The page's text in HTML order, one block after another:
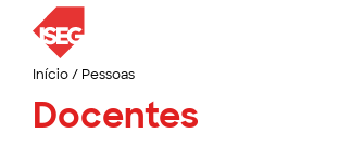
Início/ Pessoas
Docentes